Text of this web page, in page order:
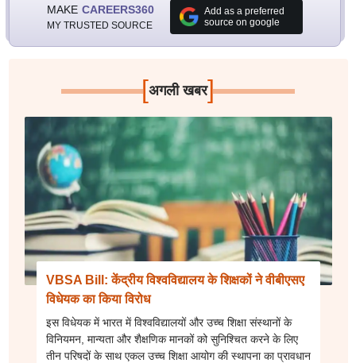
MAKE CAREERS360
MY TRUSTED SOURCE
Add as a preferred
source on google
[अगली खबर]
VBSA Bill: केंद्रीय विश्वविद्यालय के शिक्षकों ने वीबीएसए
विधेयक का किया विरोध
इस विधेयक में भारत में विश्वविद्यालयों और उच्च शिक्षा संस्थानों के
विनियमन, मान्यता और शैक्षणिक मानकों को सुनिश्चित करने के लिए
तीन परिषदों के साथ एकल उच्च शिक्षा आयोग की स्थापना का प्रावधान